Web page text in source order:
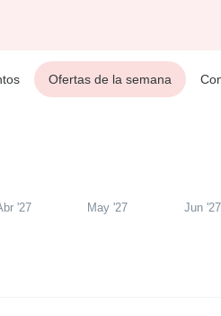
Ofertas de la semana
'27 May '27 Jun '27